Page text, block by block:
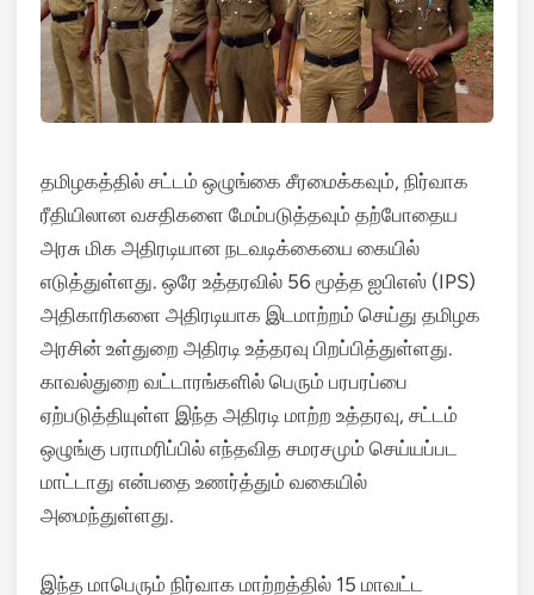
தமிழகத்தில் சட்டம் ஒழுங்கை சீரமைக்கவும், நிர்வாக
ரீதியிலான வசதிகளை மேம்படுத்தவும் தற்போதைய
அரசு மிக அதிரடியான நடவடிக்கையை கையில்
எடுத்துள்ளது. ஒரே உத்தரவில் 56 மூத்த ஐபிஎஸ் (IPS)
அதிகாரிகளை அதிரடியாக இடமாற்றம் செய்து தமிழக
அரசின் உள்துறை அதிரடி உத்தரவு பிறப்பித்துள்ளது.
காவல்துறை வட்டாரங்களில் பெரும் பரபரப்பை
ஏற்படுத்தியுள்ள இந்த அதிரடி மாற்ற உத்தரவு, சட்டம்
ஒழுங்கு பராமரிப்பில் எந்தவித சமரசமும் செய்யப்பட
மாட்டாது என்பதை உணர்த்தும் வகையில்
அமைந்துள்ளது.
இந்த மாபெரும் நிர்வாக மாற்றத்தில் 15 மாவட்ட